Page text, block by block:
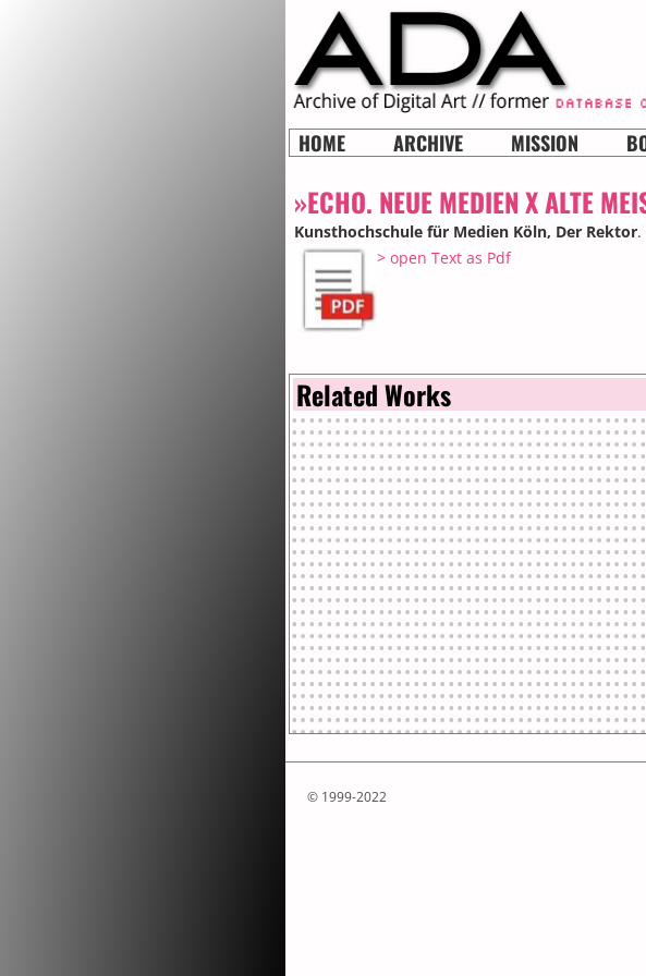
HOME ARCHIVE MISSION
»ECHO. NEUE MEDIEN X ALTE
Kunsthochschule für Medien Köln, Der Rektor.
> open Text as Pdf
Related Works
© 1999-2022